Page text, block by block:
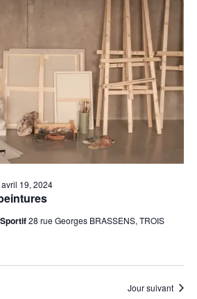
avril 19, 2024
28 rue Georges BRASSENS, TROIS
Jour suivant